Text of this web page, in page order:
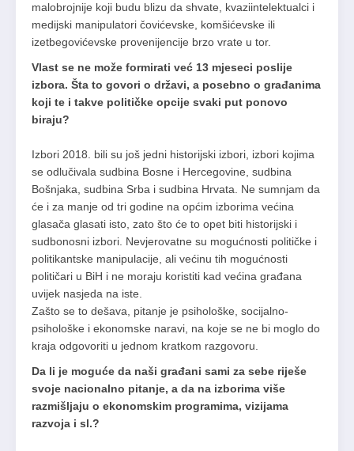
malobrojnije koji budu blizu da shvate, kvaziintelektualci i
medijski manipulatori čovićevske, komšićevske ili
izetbegovićevske provenijencije brzo vrate u tor.
Vlast se ne može formirati već 13 mjeseci poslije
izbora. Šta to govori o državi, a posebno o građanima
koji te i takve političke opcije svaki put ponovo
biraju?
Izbori 2018. bili su još jedni historijski izbori, izbori kojima
se odlučivala sudbina Bosne i Hercegovine, sudbina
Bošnjaka, sudbina Srba i sudbina Hrvata. Ne sumnjam da
će i za manje od tri godine na općim izborima većina
glasača glasati isto, zato što će to opet biti historijski i
sudbonosni izbori. Nevjerovatne su mogućnosti političke i
politikantske manipulacije, ali većinu tih mogućnosti
političari u BiH i ne moraju koristiti kad većina građana
uvijek nasjeda na iste.
Zašto se to dešava, pitanje je psihološke, socijalno-
psihološke i ekonomske naravi, na koje se ne bi moglo do
kraja odgovoriti u jednom kratkom razgovoru.
Da li je moguće da naši građani sami za sebe riješe
svoje nacionalno pitanje, a da na izborima više
razmišljaju o ekonomskim programima, vizijama
razvoja i sl.?